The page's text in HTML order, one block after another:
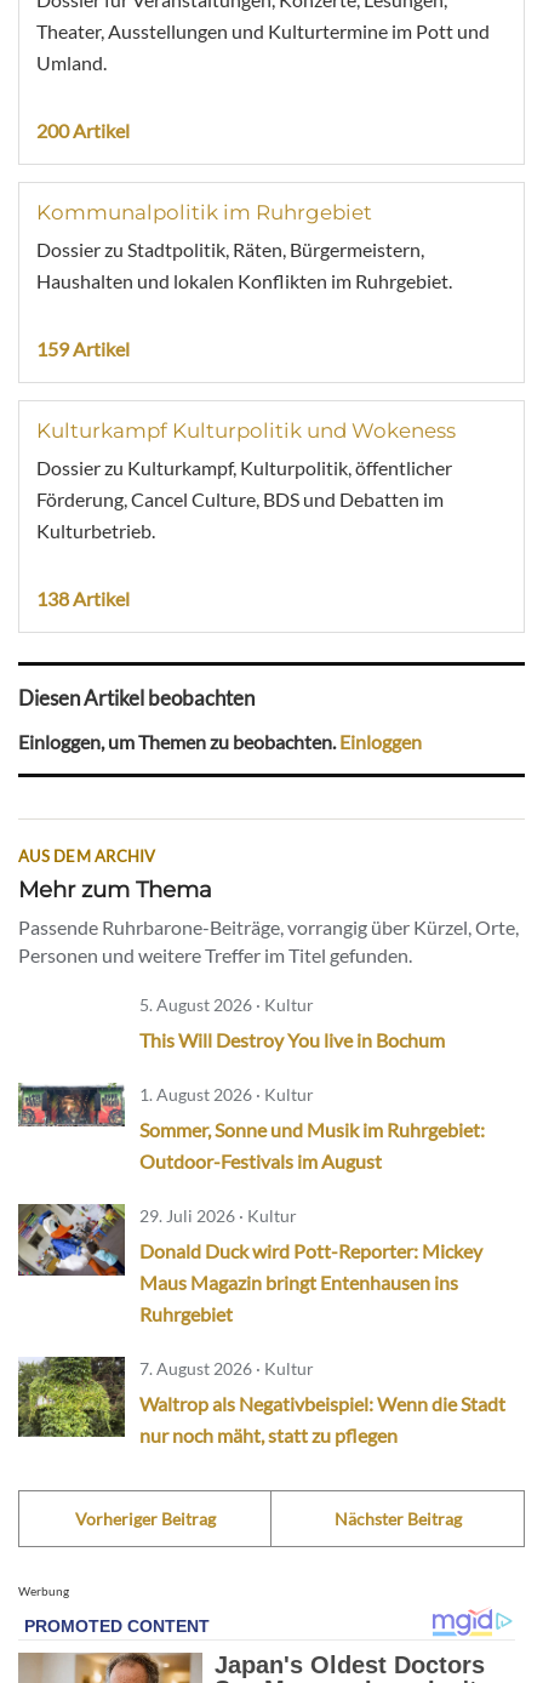
Theater, Ausstellungen und Kulturtermine im Pott und
Umland.
200 Artikel
Kommunalpolitik im Ruhrgebiet
Dossier zu Stadtpolitik, Räten, Bürgermeistern,
Haushalten und lokalen Konflikten im Ruhrgebiet.
159 Artikel
Kulturkampf Kulturpolitik und Wokeness
Dossier zu Kulturkampf, Kulturpolitik, öffentlicher
Förderung, Cancel Culture, BDS und Debatten im
Kulturbetrieb.
138 Artikel
Diesen Artikel beobachten
Einloggen, um Themen zu beobachten. Einloggen
AUS DEM ARCHIV
Mehr zum Thema
Passende Ruhrbarone-Beiträge, vorrangig über Kürzel, Orte,
Personen und weitere Treffer im Titel gefunden.
5. August 2026 · Kultur
This Will Destroy You live in Bochum
1. August 2026 · Kultur
Sommer, Sonne und Musik im Ruhrgebiet:
Outdoor-Festivals im August
29. Juli 2026 · Kultur
Donald Duck wird Pott-Reporter: Mickey
Maus Magazin bringt Entenhausen ins
Ruhrgebiet
7. August 2026 · Kultur
Waltrop als Negativbeispiel: Wenn die Stadt
nur noch mäht, statt zu pflegen
Vorheriger Beitrag Nächster Beitrag
Werbung